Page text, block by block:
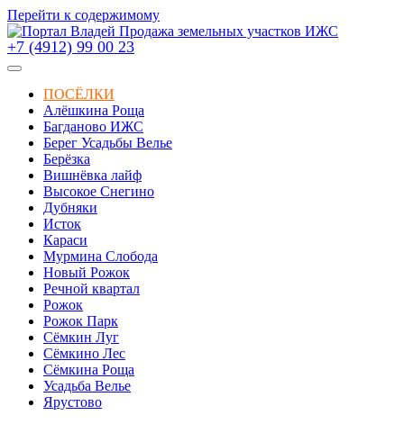
Перейти к содержимому
+7 (4912) 99 00 23
ПОСЁЛКИ
Алёшкина Роща
Багданово ИЖС
Берег Усадьбы Велье
Берёзка
Вишнёвка лайф
Высокое Снегино
Дубняки
Исток
Караси
Мурмина Слобода
Новый Рожок
Речной квартал
Рожок
Рожок Парк
Сёмкин Луг
Сёмкино Лес
Сёмкина Роща
Усадьба Велье
Ярустово